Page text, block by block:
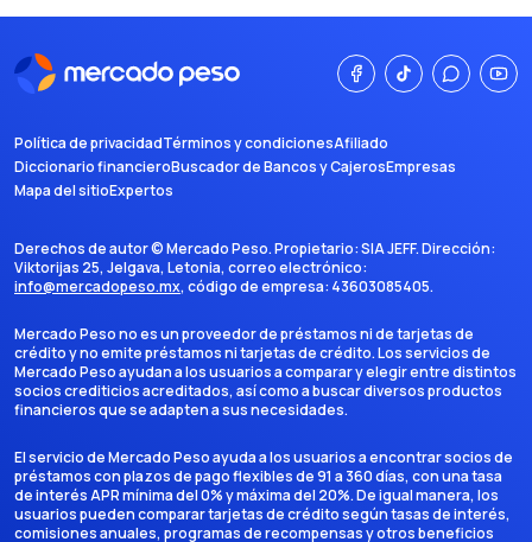
Política de privacidadTérminos y condicionesAfiliado
Diccionario financieroBuscador de Bancos y CajerosEmpresas
Mapa del sitioExpertos
Derechos de autor ©Mercado Peso. Propietario:SIA JEFF. Dirección:
Viktorijas 25, Jelgava, Letonia, correo electrónico:
info@mercadopeso.mx, código de empresa: 43603085405.
Mercado Peso no es un proveedor de préstamos ni de tarjetas de
crédito y no emite préstamos ni tarjetas de crédito. Los servicios de
Mercado Peso ayudan a los usuarios a comparar y elegir entre distintos
socios crediticios acreditados, así como a buscar diversos productos
financieros que se adapten a sus necesidades.
El servicio de Mercado Peso ayuda a los usuarios a encontrar socios de
préstamos con plazos de pago flexibles de 91 a 360 días, con una tasa
de interés APR mínima del 0% y máxima del 20%. De igual manera, los
usuarios pueden comparar tarjetas de crédito según tasas de interés,
comisiones anuales, programas de recompensas y otros beneficios